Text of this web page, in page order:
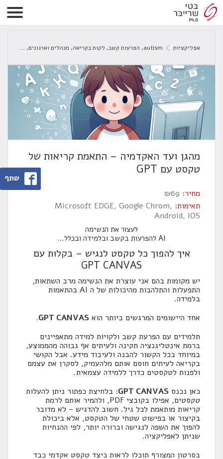
אפליקציות autism
, הפרעות קשב, לקות בקריאה, מנהלים וארגונים, סטודנטים
מהגן ועד האקדמיה – התאמת קריאות של
טקסט עם GPT
מחיר: ₪69
תאימות: Microsoft EDGE, Google Chrom,
Android, IOS
לעצור את הנשימה
AI להפרעות בקשב ובלמידה ובכלל…
איך להפוך כל טקסט לנגיש – בקלות עם
GPT CANVAS
יש מקומות בהם אני עוצרת את הנשימה מרב השתאות,
התפעלות והתלהבות מהיכולות של ה AI בהתאמות
בלמידה.
אחד היישומים המרגשים ביותר הוא GPT CANVAS
.
תלמידים עם הפרעת קשב ולקויות למידה מתאפיינים
ברמת אינטליגנציה תקינה ולעיתים אף גבוהה מהממוצע,
במיוחד בכל הקשור להבנה ולעיבוד מידע. אבל הקושי
בקריאה לעיתים חוסם אותם מלהעמיק, לסקרן את עצמם
ולפנות לטקסטים כדרך ללמידה עצמאית.
כאן נכנס GPT CANVAS: בלחיצת כפתור ניתן להעלות
טקסטים, אפילו בקובצי PDF, ולהמיר אותם לרמת
קריאות מותאמת לכל גיל. חשוב להדגיש – לא מדובר
בקיצור או בפישוט שטחי של הטקסט, אלא ביכולת
להפוך את השפה לנגישה וברורה יותר, לפי ההנחיות
שניתן לאפליקציה.
בסרטון המצורף תוכלו לראות כיצד טקסט אקדמי כבד
שתף